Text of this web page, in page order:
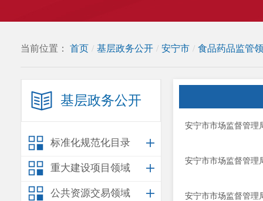
当前位置： 首页 / 基层政务公开 / 安宁市 / 食品药品监管
基层政务公开
标准化规范化目录
重大建设项目领域
公共资源交易领域
安宁市市场监督管理
安宁市市场监督管理
安宁市市场监督管理